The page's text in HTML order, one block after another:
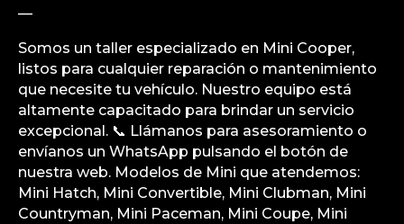
—
Somos un taller especializado en Mini Cooper,
listos para cualquier reparación o mantenimiento
que necesite tu vehículo. Nuestro equipo está
altamente capacitado para brindar un servicio
excepcional. 📞 Llámanos para asesoramiento o
envíanos un WhatsApp pulsando el botón de
nuestra web. Modelos de Mini que atendemos:
Mini Hatch, Mini Convertible, Mini Clubman, Mini
Countryman, Mini Paceman, Mini Coupe, Mini